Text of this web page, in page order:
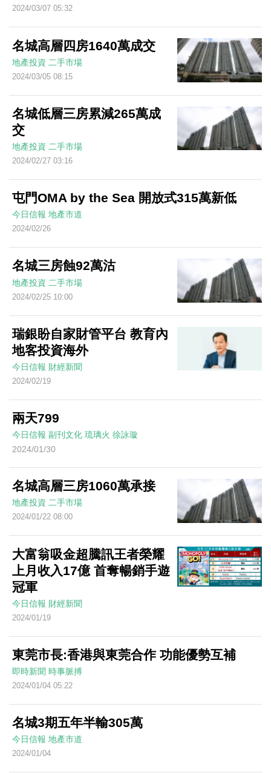
2024/03/07 05:32
名城高層四房1640萬成交
地產投資 二手市場
2024/03/05 08:15
名城低層三房累減265萬成
交
地產投資 二手市場
2024/02/27 03:16
屯門OMA by the Sea 開放式315萬新低
今日信報 地產市道
2024/02/26
名城三房蝕92萬沽
地產投資 二手市場
2024/02/25 10:00
瑞銀盼自家財管平台 教育內
地客投資海外
今日信報 財經新聞
2024/02/19
兩天799
今日信報 副刊文化 琉璃火 徐詠璇
2024/01/30
名城高層三房1060萬承接
地產投資 二手市場
2024/01/22 08:00
大富翁吸金超騰訊王者榮耀
上月收入17億 首奪暢銷手遊
冠軍
今日信報 財經新聞
2024/01/19
東莞市長:香港與東莞合作 功能優勢互補
即時新聞 時事脈搏
2024/01/04 05:22
名城3期五年半輸305萬
今日信報 地產市道
2024/01/04